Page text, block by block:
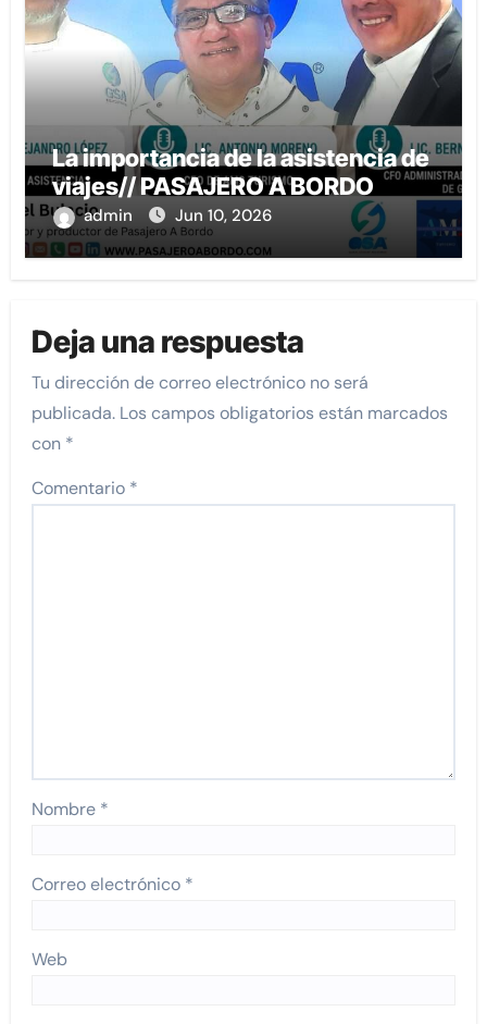
La importancia de la asistencia de
viajes// PASAJERO A BORDO
admin Jun 10, 2026
Deja una respuesta
Tu dirección de correo electrónico no será
publicada. Los campos obligatorios están marcados
con *
Comentario *
Nombre *
Correo electrónico *
Web